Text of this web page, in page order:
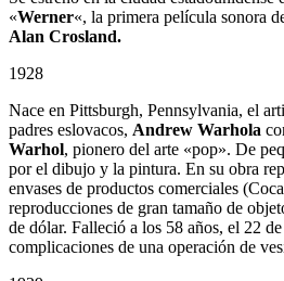
«Werner«, la primera película sonora
Alan Crosland.
1928
Nace en Pittsburgh, Pennsylvania, el
padres eslovacos, Andrew Warhola
Warhol, pionero del arte «pop». De
por el dibujo y la pintura. En su obra
envases de productos comerciales
reproducciones de gran tamaño de
de dólar. Falleció a los 58 años, el 22
complicaciones de una operación de